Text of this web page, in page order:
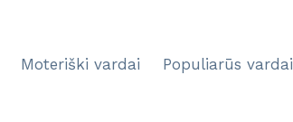
Moteriški vardai Populiarūs vardai